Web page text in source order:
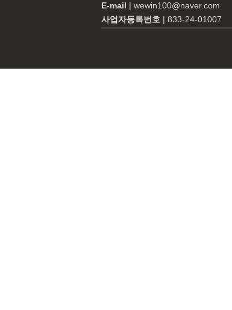
E-mail | wewin100@naver.com
사업자등록번호 | 833-24-01007